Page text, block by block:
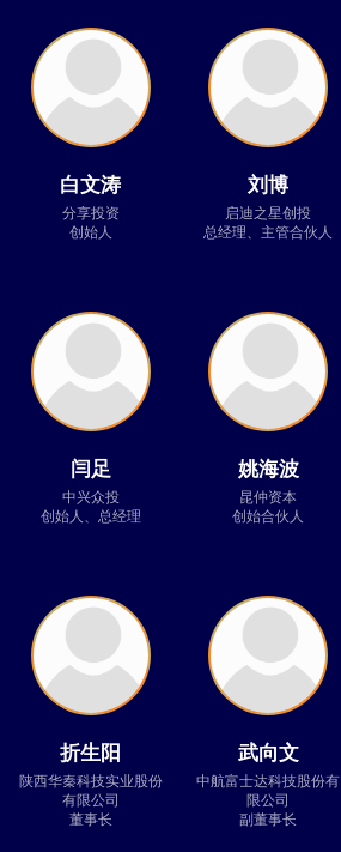
白文涛
分享投资
创始人
刘博
启迪之星创投
总经理、主管合伙人
闫足
中兴众投
创始人、总经理
姚海波
昆仲资本
创始合伙人
折生阳
陕西华秦科技实业股份
有限公司
董事长
武向文
中航富士达科技股份有
限公司
副董事长